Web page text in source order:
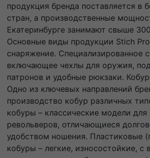
продукция бренда поставляется в
стран, а производственные
Екатеринбурге занимают свыше
Основные виды продукции Stich
снаряжение. Специализированное
включающее чехлы для оружия,
патронов и удобные рюкзаки.
Одно из ключевых направлений
производство кобур различных
кобуры – классические модели для
револьверов, отличающиеся
удобством ношения. Пластиковые
кобуры – легкие, износостойкие,